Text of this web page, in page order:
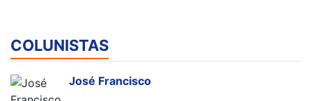
COLUNISTAS
José Francisco